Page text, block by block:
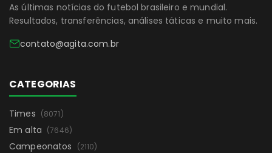
As últimas notícias do futebol brasileiro e mundial.
Resultados, transferências, análises táticas e muito mais.
contato@agita.com.br
CATEGORIAS
Times (8071)
Em alta (7646)
Campeonatos (2110)